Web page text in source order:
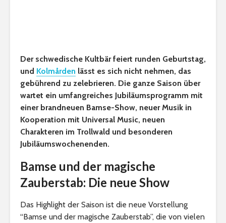
Der schwedische Kultbär feiert runden Geburtstag,
und Kolmården lässt es sich nicht nehmen, das
gebührend zu zelebrieren. Die ganze Saison über
wartet ein umfangreiches Jubiläumsprogramm mit
einer brandneuen Bamse-Show, neuer Musik in
Kooperation mit Universal Music, neuen
Charakteren im Trollwald und besonderen
Jubiläumswochenenden.
Bamse und der magische
Zauberstab: Die neue Show
Das Highlight der Saison ist die neue Vorstellung
“Bamse und der magische Zauberstab”, die von vielen